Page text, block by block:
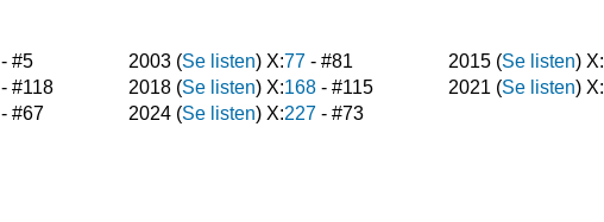
- #5 2003 (Se listen) X:77 - #81 2015(Se listen) X:
- #118 2018 (Se listen) X:168 - #115 2021 (Se listen) X:
- #67 2024 (Se listen) X:227 - #73